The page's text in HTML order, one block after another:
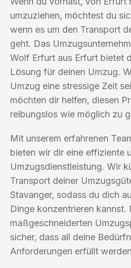
umzuziehen, möchtest du
wenn es um den Transport
geht. Das
Wolf Erfurt aus Erfurt bietet
Lösung für deinen Umzug.
Umzug eine stressige Zeit
möchten dir helfen, diesen
reibungslos wie möglich zu
Mit unserem erfahrenen
bieten wir dir eine effiziente
Umzugsdienstleistung. Wir
Transport deiner
Stavanger, sodass du dich
Dinge konzentrieren kannst.
maßgeschneiderten
sicher, dass all deine
Anforderungen erfüllt